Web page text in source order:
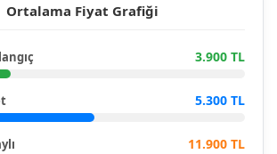
Ortalama Fiyat Grafiği
3.900 TL
5.300 TL
11.900 TL